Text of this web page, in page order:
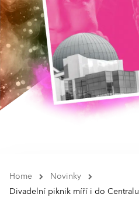
Home
Novinky
Divadelní piknik míří i do Centralu